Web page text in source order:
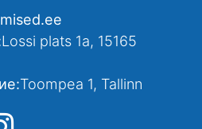
Lossi plats 1a, 15165
Toompea 1, Tallinn